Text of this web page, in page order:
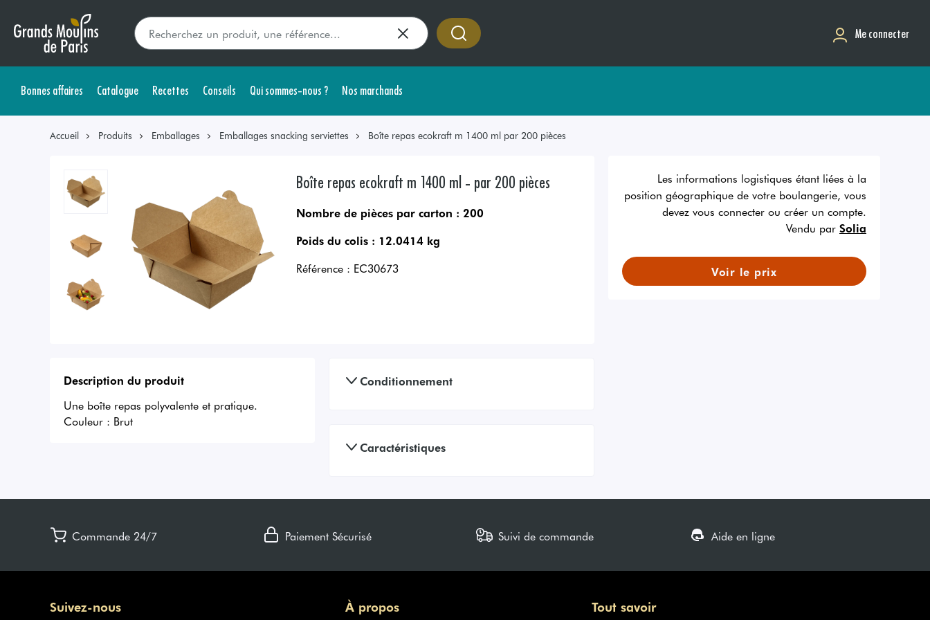
Me connecter
Bonnes affaires Catalogue Recettes Conseils Qui sommes-nous ? Nos marchands
Accueil Produits Emballages Emballages snacking serviettes Boîte repas ecokraft m 1400 ml par 200 pièces
Boîte repas ecokraft m 1400 ml - par 200 pièces
Nombre de pièces par carton : 200
Poids du colis : 12.0414 kg
Référence : EC30673
Les informations logistiques étant liées à la
position géographique de votre boulangerie, vous
devez vous connecter ou créer un compte.
Vendu par Solia
Voir le prix
Description du produit
Une boîte repas polyvalente et pratique.
Couleur : Brut
Conditionnement
Caractéristiques
Commande 24/7 Paiement Sécurisé Suivi de commande Aide en ligne
Suivez-nous À propos Tout savoir